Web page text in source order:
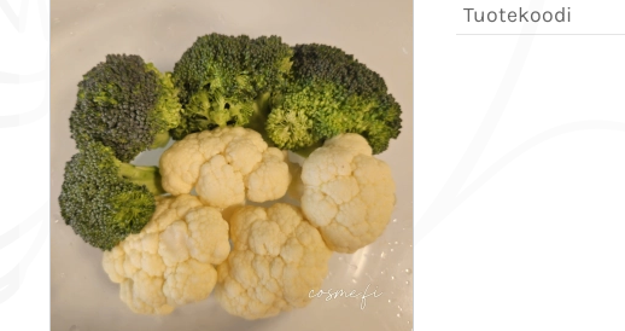
Tuotekoodi